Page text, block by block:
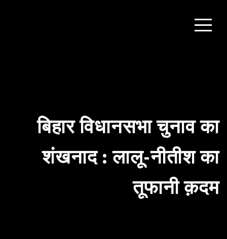
बिहार विधानसभा चुनाव का
शंखनाद : लालू-नीतीश का
तूफानी क़दम